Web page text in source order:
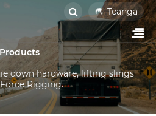
Teanga
Products
down hardware, lifting slings
Rigging.